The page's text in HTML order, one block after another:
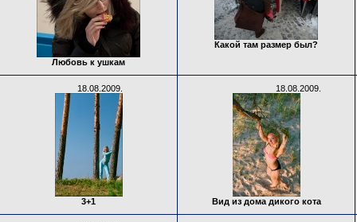
Любовь к ушкам
Какой там размер был?
18.08.2009.
3+1
18.08.2009.
Вид из дома дикого кота